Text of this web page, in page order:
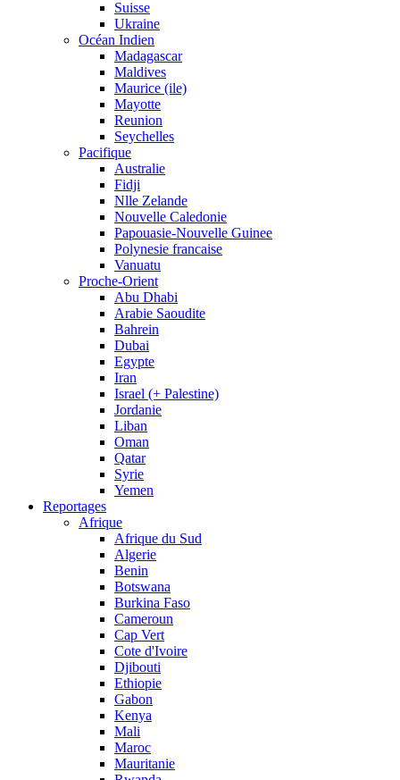
Suisse
Ukraine
Océan Indien
Madagascar
Maldives
Maurice (ile)
Mayotte
Reunion
Seychelles
Pacifique
Australie
Fidji
Nlle Zelande
Nouvelle Caledonie
Papouasie-Nouvelle Guinee
Polynesie francaise
Vanuatu
Proche-Orient
Abu Dhabi
Arabie Saoudite
Bahrein
Dubai
Egypte
Iran
Israel (+ Palestine)
Jordanie
Liban
Oman
Qatar
Syrie
Yemen
Reportages
Afrique
Afrique du Sud
Algerie
Benin
Botswana
Burkina Faso
Cameroun
Cap Vert
Cote d'Ivoire
Djibouti
Ethiopie
Gabon
Kenya
Mali
Maroc
Mauritanie